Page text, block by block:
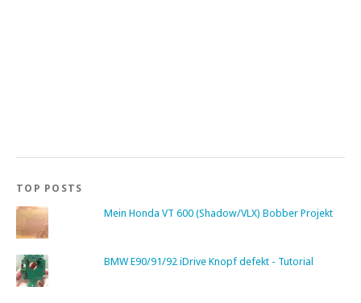
TOP POSTS
Mein Honda VT 600 (Shadow/VLX) Bobber Projekt
BMW E90/91/92 iDrive Knopf defekt - Tutorial